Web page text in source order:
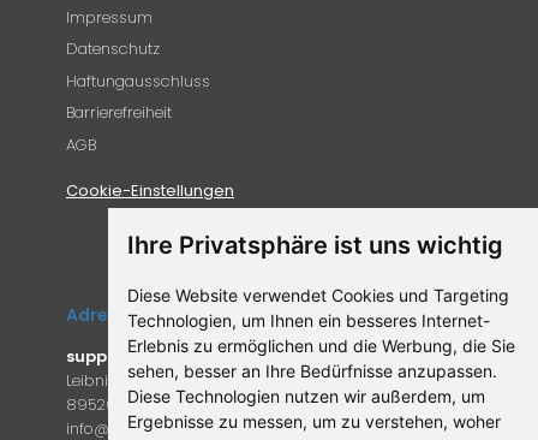
Ihre Privatsphäre ist uns wichtig
Diese Website verwendet Cookies und Targeting
Technologien, um Ihnen ein besseres Internet-
Erlebnis zu ermöglichen und die Werbung, die Sie
sehen, besser an Ihre Bedürfnisse anzupassen.
Diese Technologien nutzen wir außerdem, um
Ergebnisse zu messen, um zu verstehen, woher
Impressum
Datenschutz
Haftungausschluss
Barrierefreiheit
AGB
Cookie-Einstellungen
Adresse
supplemento.de
Leibniz-Campus 9
89520 Heidenheim an der Brenz
info@supplemento.de